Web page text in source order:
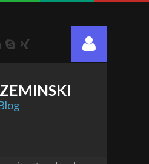
LinkedIn
Skype